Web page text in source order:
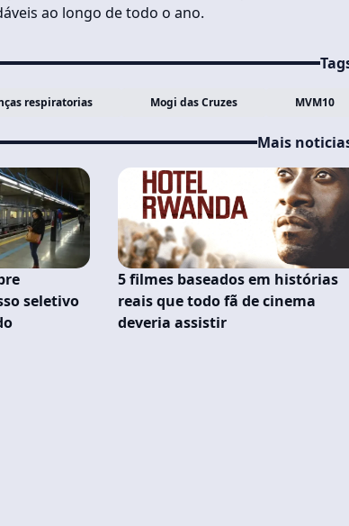
ao longo de todo o ano.
respiratorias Mogi das Cruzes MVM10
Mais
seletivo
5 filmes baseados em histórias
reais que todo fã de cinema
deveria assistir